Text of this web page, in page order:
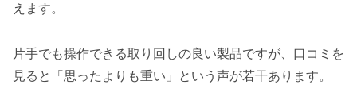
えます。
片手でも操作できる取り回しの良い製品ですが、口コミを
見ると「思ったよりも重い」という声が若干あります。